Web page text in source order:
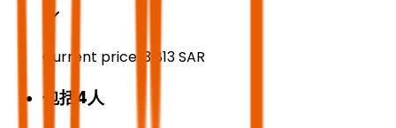
Current price: 3,813SAR
包括4人